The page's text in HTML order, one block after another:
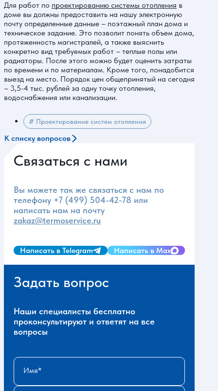
Для работ по проектированию системы отопления в
доме вы должны предоставить на нашу электронную
почту определенные данные – поэтажный план дома и
техническое задание. Это позволит понять объем дома,
протяженность магистралей, а также выяснить
конкретно вид требуемых работ – теплые полы или
радиаторы. После этого можно будет оценить затраты
по времени и по материалам. Кроме того, понадобится
выезд на место. Порядок цен общепринятый на сегодня
– 3,5-4 тыс. рублей за одну точку отопления,
водоснабжения или канализации.
# Проектирование систем отопления
К списку вопросов
Связаться с нами
Вы можете так же связаться с нам по
телефону +7 (499) 504-42-78 или
написать нам на почту
zakaz@termoservice.ru
Написать в Telegram Написать в Max
Задать вопрос
Наши специалисты бесплатно
проконсультируют и ответят на все
вопросы
Имя